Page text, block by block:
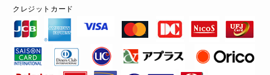
クレジットカード